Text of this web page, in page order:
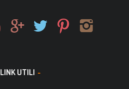
LINK UTILI